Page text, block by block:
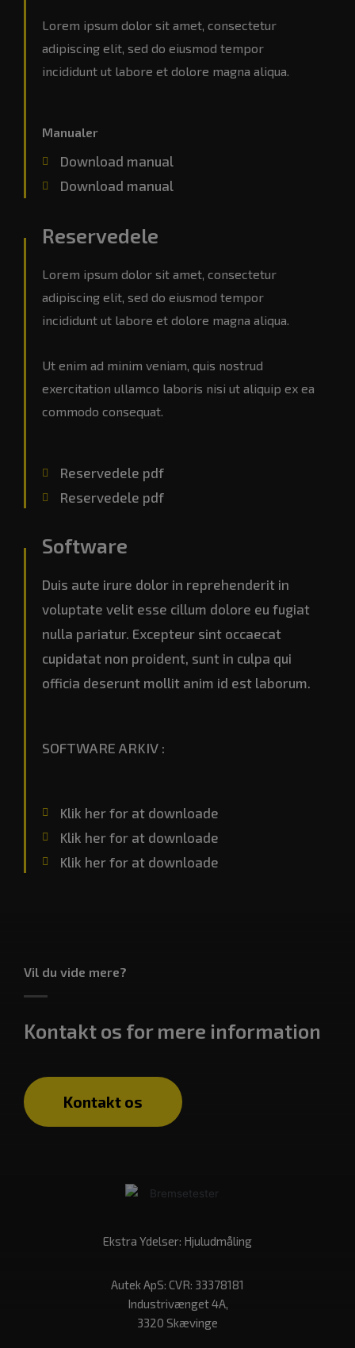
Lorem ipsum dolor sit amet, consectetur
adipiscing elit, sed do eiusmod tempor
incididunt ut labore et dolore magna aliqua.
Manualer
Download manual
Download manual
Reservedele
Lorem ipsum dolor sit amet, consectetur
adipiscing elit, sed do eiusmod tempor
incididunt ut labore et dolore magna aliqua.
Ut enim ad minim veniam, quis nostrud
exercitation ullamco laboris nisi ut aliquip ex ea
commodo consequat.
Reservedele pdf
Reservedele pdf
Software
Duis aute irure dolor in reprehenderit in
voluptate velit esse cillum dolore eu fugiat
nulla pariatur. Excepteur sint occaecat
cupidatat non proident, sunt in culpa qui
officia deserunt mollit anim id est laborum.
SOFTWARE ARKIV :
Klik her for at downloade
Klik her for at downloade
Klik her for at downloade
Vil du vide mere?
Kontakt os for mere information
Kontakt os
Ekstra Ydelser: Hjuludmåling
Autek ApS: CVR: 33378181
Industrivænget 4A,
3320 Skævinge